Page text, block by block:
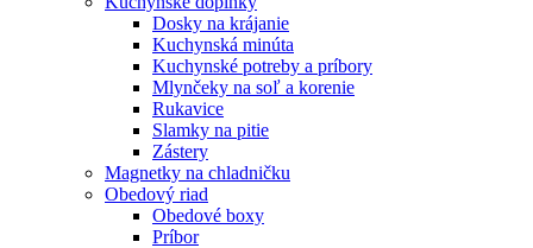
Dosky na krájanie
Kuchynská minúta
Kuchynské potreby a príbory
Mlynčeky na soľ a korenie
Rukavice
Slamky na pitie
Zástery
Magnetky na chladničku
Obedový riad
Obedové boxy
Príbor